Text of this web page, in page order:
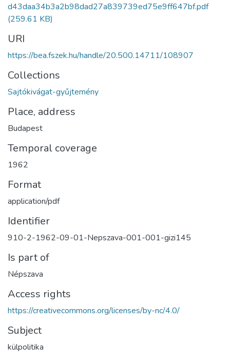
d43daa34b3a2b98dad27a839739ed75e9ff647bf.pdf
(259.61 KB)
URI
https://bea.fszek.hu/handle/20.500.14711/108907
Collections
Sajtókivágat-gyűjtemény
Place, address
Budapest
Temporal coverage
1962
Format
application/pdf
Identifier
910-2-1962-09-01-Nepszava-001-001-gizi145
Is part of
Népszava
Access rights
https://creativecommons.org/licenses/by-nc/4.0/
Subject
külpolitika